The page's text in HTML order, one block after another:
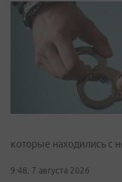
которые находились с
9:48, 7 августа 2026